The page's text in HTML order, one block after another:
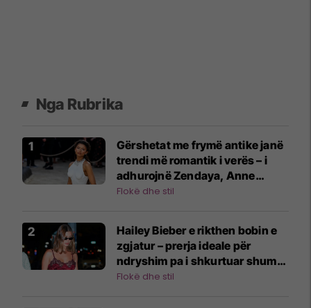
Nga Rubrika
Gërshetat me frymë antike janë
trendi më romantik i verës – i
adhurojnë Zendaya, Anne
Hathaway dhe J.Lo
Flokë dhe stil
Hailey Bieber e rikthen bobin e
zgjatur – prerja ideale për
ndryshim pa i shkurtuar shumë
flokët
Flokë dhe stil